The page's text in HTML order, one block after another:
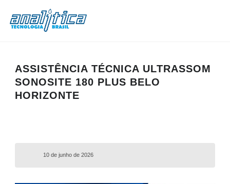
ASSISTÊNCIA TÉCNICA ULTRASSOM
SONOSITE 180 PLUS BELO
HORIZONTE
10 de junho de 2026